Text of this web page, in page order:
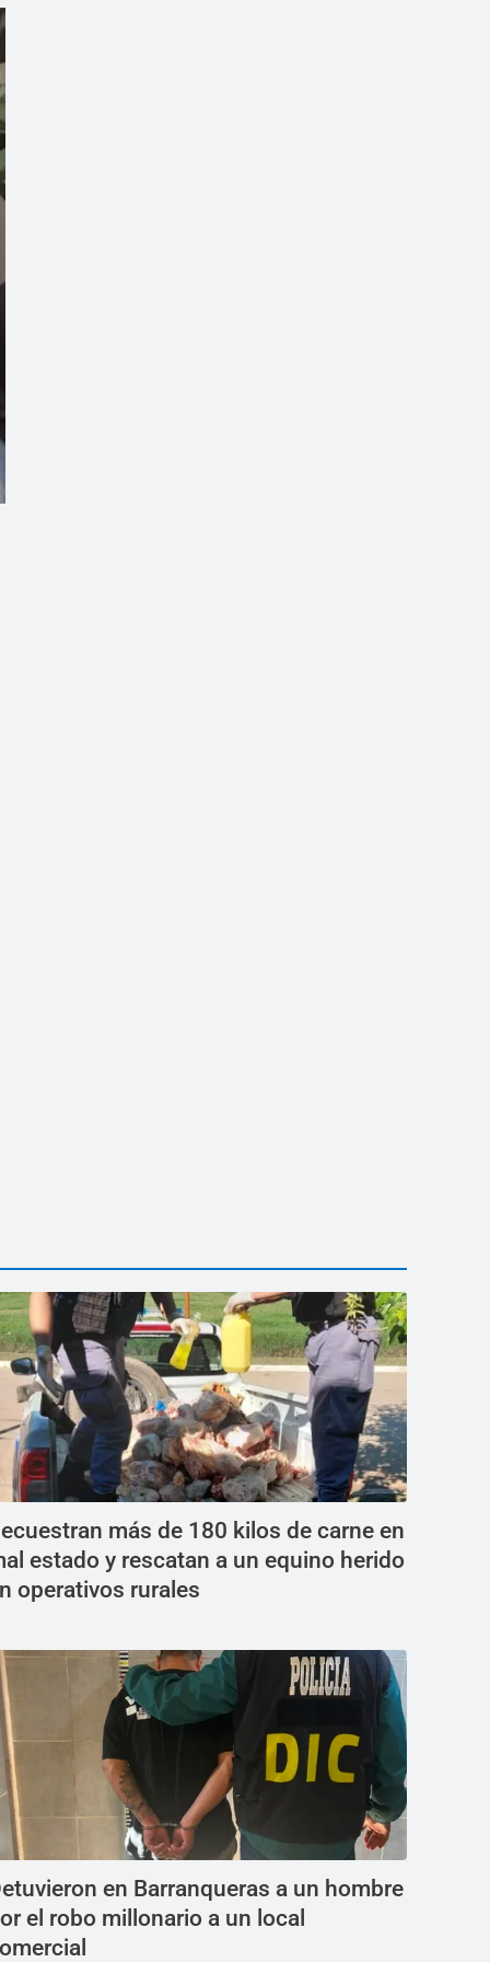
más de 180 kilos de carne en
estado y rescatan a un equino herido
operativos rurales
en Barranqueras a un hombre
el robo millonario a un local